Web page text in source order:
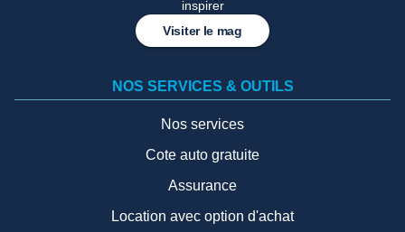
inspirer
Visiter le mag
NOS SERVICES & OUTILS
Nos services
Cote auto gratuite
Assurance
Location avec option d'achat